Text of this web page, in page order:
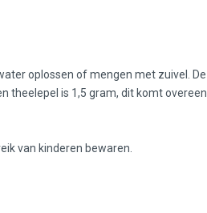
oplossen of mengen met zuivel. De
theelepel is 1,5 gram, dit komt overeen
van kinderen bewaren.